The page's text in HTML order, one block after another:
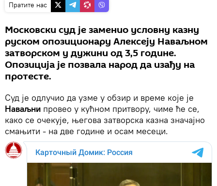
Пратите нас
Московски суд је заменио условну казну
руском опозиционару Алексеју Наваљном
затворском у дужини од 3,5 године.
Опозиција је позвала народ да изађу на
протесте.
Суд је одлучио да узме у обзир и време које је
Наваљни провео у кућном притвору, чиме ће се,
како се очекује, његова затворска казна значајно
смањити - на две године и осам месеци.